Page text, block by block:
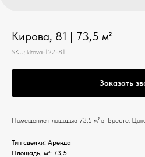
Кирова, 81 | 73,5 м²
SKU: kirova-122-81
Заказать
Помещение площадью 73,5 м² в Бресте.
Тип сделки: Аренда
Площадь, м²: 73,5